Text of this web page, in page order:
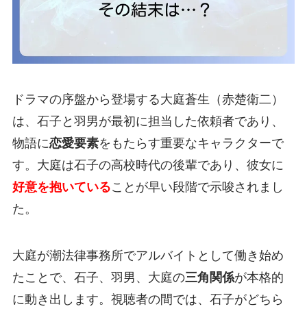
ドラマの序盤から登場する大庭蒼生（赤楚衛二）
は、石子と羽男が最初に担当した依頼者であり、
物語に恋愛要素をもたらす重要なキャラクターで
す。大庭は石子の高校時代の後輩であり、彼女に
好意を抱いていることが早い段階で示唆されまし
た。
大庭が潮法律事務所でアルバイトとして働き始め
たことで、石子、羽男、大庭の三角関係が本格的
に動き出します。視聴者の間では、石子がどちら